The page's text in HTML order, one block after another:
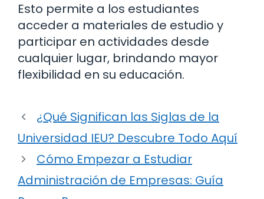
Esto permite a los estudiantes
acceder a materiales de estudio y
participar en actividades desde
cualquier lugar, brindando mayor
flexibilidad en su educación.
¿Qué Significan las Siglas de la
Universidad IEU? Descubre Todo Aquí
Cómo Empezar a Estudiar
Administración de Empresas: Guía